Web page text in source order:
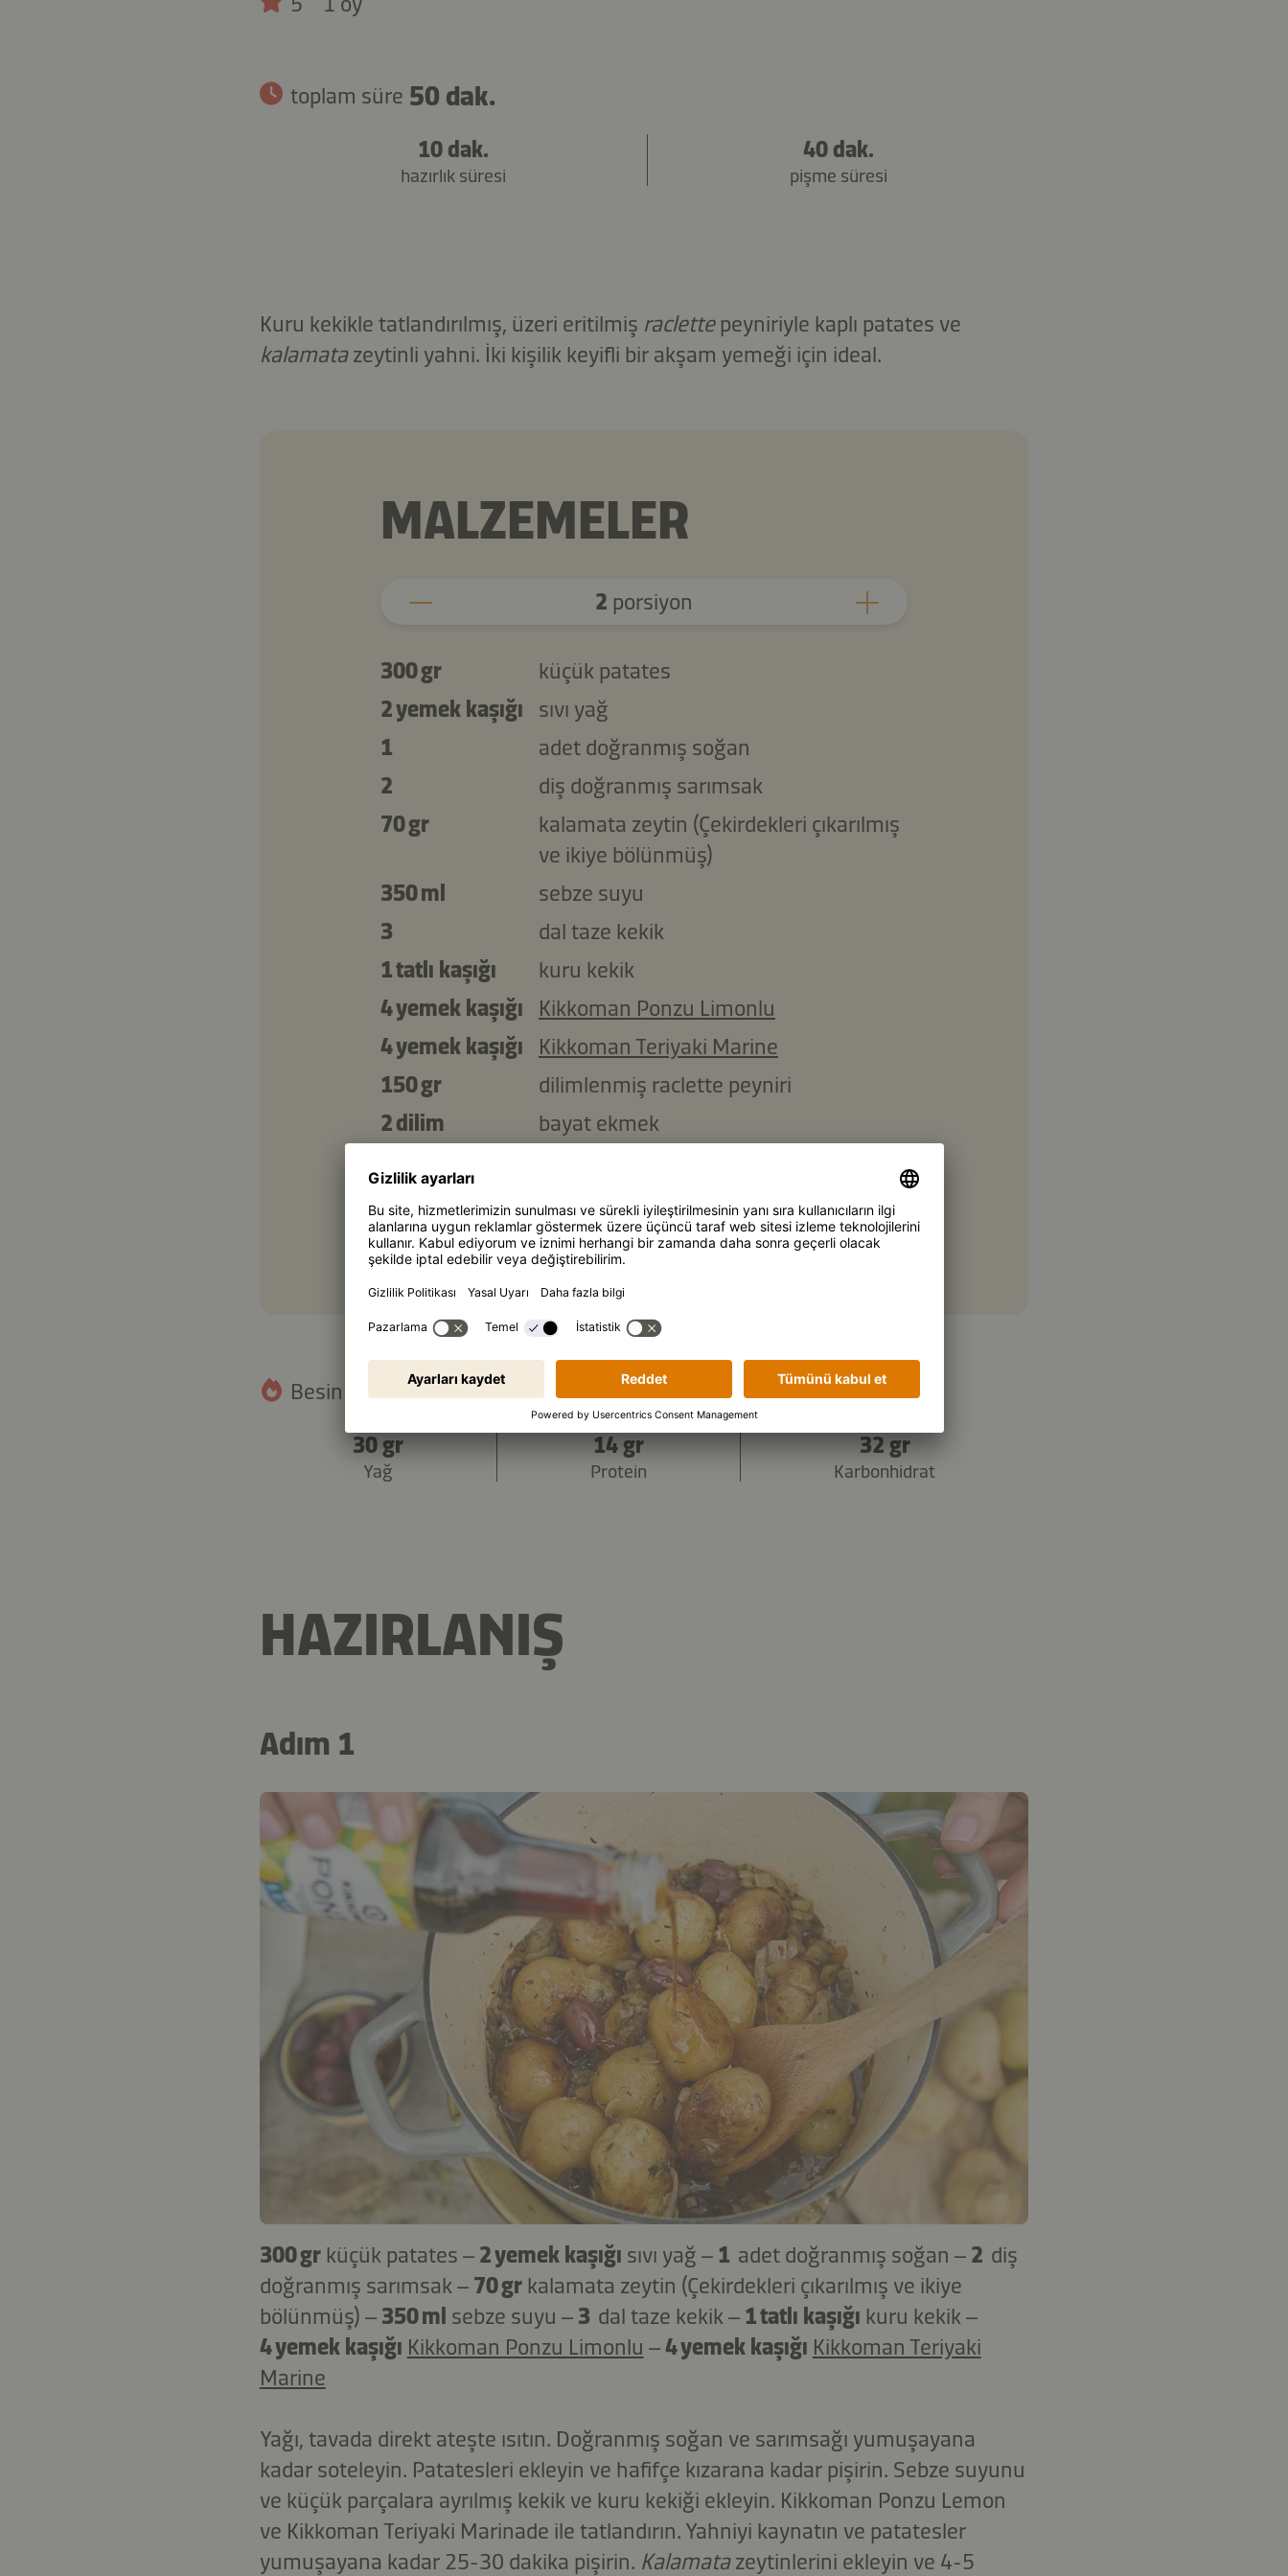
toplam süre 50 dak.
10 dak.
hazırlık süresi
40 dak.
pişme süresi
Kuru kekikle tatlandırılmış, üzeri eritilmiş raclettepeyniriyle kaplı patates ve
kalamatazeytinli yahni. İki kişilik keyifli bir akşam yemeği için ideal.
MALZEMELER
2 porsiyon
300 gr
küçük patates
2 yemek kaşığı
sıvı yağ
1
adet doğranmış soğan
2
diş doğranmış sarımsak
70 gr
kalamata zeytin (Çekirdekleri çıkarılmış
ve ikiye bölünmüş)
350 ml
sebze suyu
3
dal taze kekik
1 tatlı kaşığı
kuru kekik
4 yemek kaşığı
Kikkoman Ponzu Limonlu
4 yemek kaşığı
Kikkoman Teriyaki Marine
150 gr
dilimlenmiş raclette peyniri
2 dilim
bayat ekmek
malzemeleri kopyala
Besin değerleri (porsiyon başı): 1.885 kJ/450 kcal
30 gr
Yağ
14 gr
Protein
32 gr
Karbonhidrat
HAZIRLANIŞ
Adım 1
300 gr küçük patates – 2 yemek kaşığı sıvı yağ – 1 adet doğranmış soğan – 2 diş
doğranmış sarımsak – 70 gr kalamata zeytin (Çekirdekleri çıkarılmış ve ikiye
bölünmüş) – 350 ml sebze suyu – 3 dal taze kekik – 1 tatlı kaşığı kuru kekik –
4 yemek kaşığı Kikkoman Ponzu Limonlu –4 yemek kaşığı Kikkoman Teriyaki
Marine
Yağı, tavada direkt ateşte ısıtın. Doğranmış soğan ve sarımsağı yumuşayana
kadar soteleyin. Patatesleri ekleyin ve hafifçe kızarana kadar pişirin. Sebze suyunu
ve küçük parçalara ayrılmış kekik ve kuru kekiği ekleyin. Kikkoman Ponzu Lemon
ve Kikkoman Teriyaki Marinade ile tatlandırın. Yahniyi kaynatın ve patatesler
yumuşayana kadar 25-30 dakika pişirin. Kalamatazeytinlerini ekleyin ve 4-5